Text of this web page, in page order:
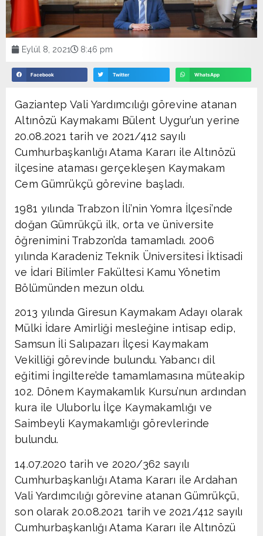
Eylül 8, 2021 8:46 pm
Facebook Twitter WhatsApp
Gaziantep Vali Yardımcılığı görevine atanan
Altınözü Kaymakamı Bülent Uygur’un yerine
20.08.2021 tarih ve 2021/412 sayılı
Cumhurbaşkanlığı Atama Kararı ile Altınözü
ilçesine ataması gerçekleşen Kaymakam
Cem Gümrükçü görevine başladı.
1981 yılında Trabzon İli’nin Yomra İlçesi’nde
doğan Gümrükçü ilk, orta ve üniversite
öğrenimini Trabzon’da tamamladı. 2006
yılında Karadeniz Teknik Üniversitesi İktisadi
ve İdari Bilimler Fakültesi Kamu Yönetim
Bölümünden mezun oldu.
2013 yılında Giresun Kaymakam Adayı olarak
Mülki İdare Amirliği mesleğine intisap edip,
Samsun İli Salıpazarı İlçesi Kaymakam
Vekilliği görevinde bulundu. Yabancı dil
eğitimi İngiltere’de tamamlamasına müteakip
102. Dönem Kaymakamlık Kursu’nun ardından
kura ile Uluborlu İlçe Kaymakamlığı ve
Saimbeyli Kaymakamlığı görevlerinde
bulundu.
14.07.2020 tarih ve 2020/362 sayılı
Cumhurbaşkanlığı Atama Kararı ile Ardahan
Vali Yardımcılığı görevine atanan Gümrükçü,
son olarak 20.08.2021 tarih ve 2021/412 sayılı
Cumhurbaşkanlığı Atama Kararı ile Altınözü